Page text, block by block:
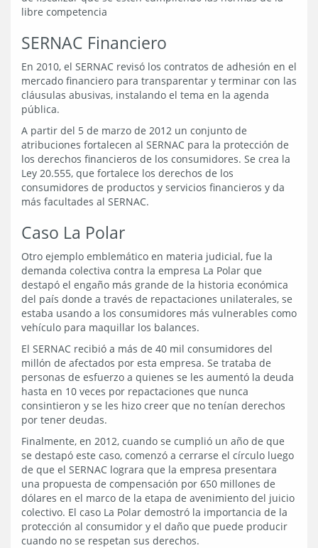
libre competencia
SERNAC Financiero
En 2010, el SERNAC revisó los contratos de adhesión en el
mercado financiero para transparentar y terminar con las
cláusulas abusivas, instalando el tema en la agenda
pública.
A partir del 5 de marzo de 2012 un conjunto de
atribuciones fortalecen al SERNAC para la protección de
los derechos financieros de los consumidores. Se crea la
Ley 20.555, que fortalece los derechos de los
consumidores de productos y servicios financieros y da
más facultades al SERNAC.
Caso La Polar
Otro ejemplo emblemático en materia judicial, fue la
demanda colectiva contra la empresa La Polar que
destapó el engaño más grande de la historia económica
del país donde a través de repactaciones unilaterales, se
estaba usando a los consumidores más vulnerables como
vehículo para maquillar los balances.
El SERNAC recibió a más de 40 mil consumidores del
millón de afectados por esta empresa. Se trataba de
personas de esfuerzo a quienes se les aumentó la deuda
hasta en 10 veces por repactaciones que nunca
consintieron y se les hizo creer que no tenían derechos
por tener deudas.
Finalmente, en 2012, cuando se cumplió un año de que
se destapó este caso, comenzó a cerrarse el círculo luego
de que el SERNAC lograra que la empresa presentara
una propuesta de compensación por 650 millones de
dólares en el marco de la etapa de avenimiento del juicio
colectivo. El caso La Polar demostró la importancia de la
protección al consumidor y el daño que puede producir
cuando no se respetan sus derechos.